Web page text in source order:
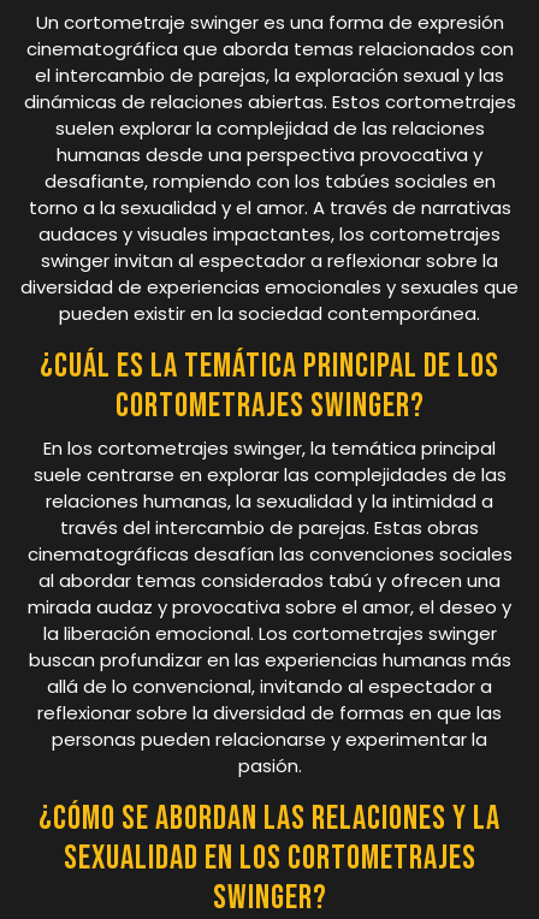
Un cortometraje swinger es una forma de expresión
cinematográfica que aborda temas relacionados con
el intercambio de parejas, la exploración sexual y las
dinámicas de relaciones abiertas. Estos cortometrajes
suelen explorar la complejidad de las relaciones
humanas desde una perspectiva provocativa y
desafiante, rompiendo con los tabúes sociales en
torno a la sexualidad y el amor. A través de narrativas
audaces y visuales impactantes, los cortometrajes
swinger invitan al espectador a reflexionar sobre la
diversidad de experiencias emocionales y sexuales que
pueden existir en la sociedad contemporánea.
¿Cuál es la temática principal de los
cortometrajes swinger?
En los cortometrajes swinger, la temática principal
suele centrarse en explorar las complejidades de las
relaciones humanas, la sexualidad y la intimidad a
través del intercambio de parejas. Estas obras
cinematográficas desafían las convenciones sociales
al abordar temas considerados tabú y ofrecen una
mirada audaz y provocativa sobre el amor, el deseo y
la liberación emocional. Los cortometrajes swinger
buscan profundizar en las experiencias humanas más
allá de lo convencional, invitando al espectador a
reflexionar sobre la diversidad de formas en que las
personas pueden relacionarse y experimentar la
pasión.
¿Cómo se abordan las relaciones y la
sexualidad en los cortometrajes
swinger?